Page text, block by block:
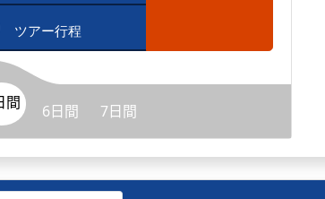
ツアー行程
間 6日間 7日間